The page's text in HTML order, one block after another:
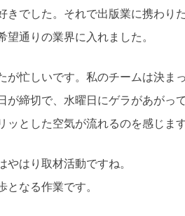
きでした。それで出版業に携わり
通りの業界に入れました。
が忙しいです。私のチームは決ま
が締切で、水曜日にゲラがあがっ
とした空気が流れるのを感じます
やはり取材活動ですね。
なる作業です。